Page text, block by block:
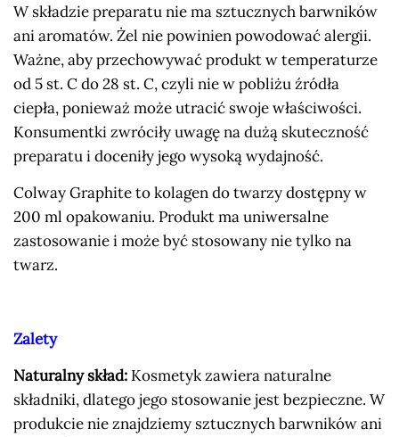
W składzie preparatu nie ma sztucznych barwników
ani aromatów. Żel nie powinien powodować alergii.
Ważne, aby przechowywać produkt w temperaturze
od 5 st. C do 28 st. C, czyli nie w pobliżu źródła
ciepła, ponieważ może utracić swoje właściwości.
Konsumentki zwróciły uwagę na dużą skuteczność
preparatu i doceniły jego wysoką wydajność.
Colway Graphite to kolagen do twarzy dostępny w
200 ml opakowaniu. Produkt ma uniwersalne
zastosowanie i może być stosowany nie tylko na
twarz.
Zalety
Naturalny skład: Kosmetyk zawiera naturalne
składniki, dlatego jego stosowanie jest bezpieczne. W
produkcie nie znajdziemy sztucznych barwników ani